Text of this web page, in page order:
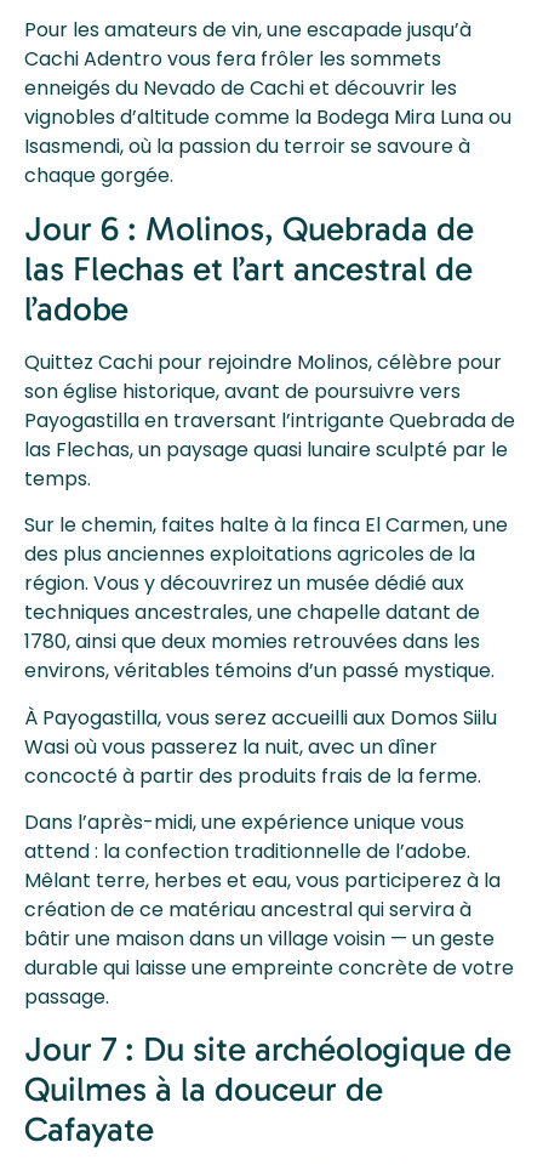
Pour les amateurs de vin, une escapade jusqu’à
Cachi Adentro vous fera frôler les sommets
enneigés du Nevado de Cachi et découvrir les
vignobles d’altitude comme la Bodega Mira Luna ou
Isasmendi, où la passion du terroir se savoure à
chaque gorgée.
Jour 6 : Molinos, Quebrada de
las Flechas et l’art ancestral de
l’adobe
Quittez Cachi pour rejoindre Molinos, célèbre pour
son église historique, avant de poursuivre vers
Payogastilla en traversant l’intrigante Quebrada de
las Flechas, un paysage quasi lunaire sculpté par le
temps.
Sur le chemin, faites halte à la finca El Carmen, une
des plus anciennes exploitations agricoles de la
région. Vous y découvrirez un musée dédié aux
techniques ancestrales, une chapelle datant de
1780, ainsi que deux momies retrouvées dans les
environs, véritables témoins d’un passé mystique.
À Payogastilla, vous serez accueilli aux Domos Siilu
Wasi où vous passerez la nuit, avec un dîner
concocté à partir des produits frais de la ferme.
Dans l’après-midi, une expérience unique vous
attend : la confection traditionnelle de l’adobe.
Mêlant terre, herbes et eau, vous participerez à la
création de ce matériau ancestral qui servira à
bâtir une maison dans un village voisin — un geste
durable qui laisse une empreinte concrète de votre
passage.
Jour 7 : Du site archéologique de
Quilmes à la douceur de
Cafayate